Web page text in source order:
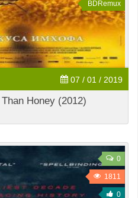
BDRemux
07 / 01 / 2019
Honey (2012)
0
1811
0